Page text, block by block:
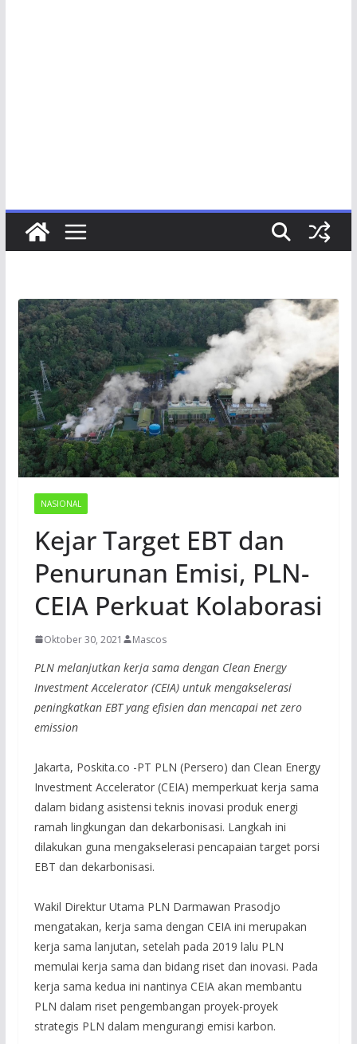
NASIONAL
Kejar Target EBT dan
Penurunan Emisi, PLN-
CEIA Perkuat Kolaborasi
Oktober 30, 2021 Mascos
PLN melanjutkan kerja sama dengan Clean Energy
Investment Accelerator (CEIA) untuk mengakselerasi
peningkatkan EBT yang efisien dan mencapai net zero
emission
Jakarta, Poskita.co -PT PLN (Persero) dan Clean Energy
Investment Accelerator (CEIA) memperkuat kerja sama
dalam bidang asistensi teknis inovasi produk energi
ramah lingkungan dan dekarbonisasi. Langkah ini
dilakukan guna mengakselerasi pencapaian target porsi
EBT dan dekarbonisasi.
Wakil Direktur Utama PLN Darmawan Prasodjo
mengatakan, kerja sama dengan CEIA ini merupakan
kerja sama lanjutan, setelah pada 2019 lalu PLN
memulai kerja sama dan bidang riset dan inovasi. Pada
kerja sama kedua ini nantinya CEIA akan membantu
PLN dalam riset pengembangan proyek-proyek
strategis PLN dalam mengurangi emisi karbon.